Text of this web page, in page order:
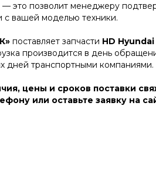
это позволит менеджеру
с вашей моделью техники.
поставляет запчасти HD
производится в день
дней транспортными компаниями.
цены и сроков поставки
или оставьте заявку на